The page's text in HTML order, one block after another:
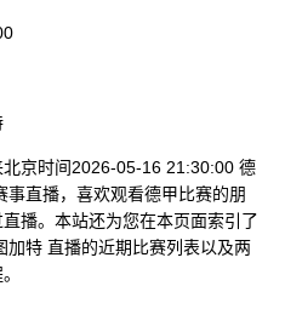
京时间2026-05-16 21:30:00 德
直播，喜欢观看德甲比赛的朋
播。本站还为您在本页面索引了
特 直播的近期比赛列表以及两